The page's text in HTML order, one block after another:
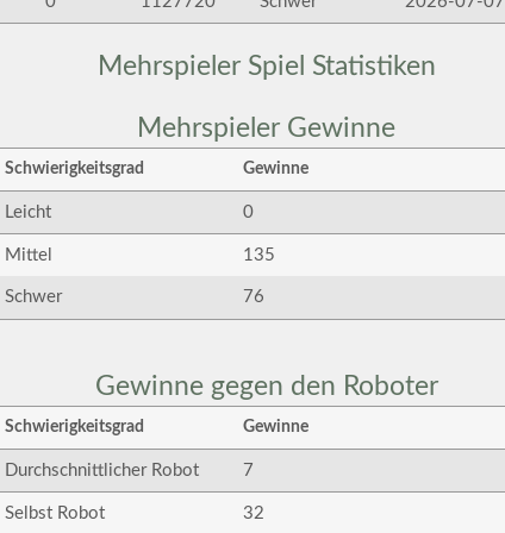
Mehrspieler Spiel Statistiken
Mehrspieler Gewinne
Schwierigkeitsgrad Gewinne
Leicht 0
Mittel 135
Schwer 76
Gewinne gegen den Roboter
Schwierigkeitsgrad Gewinne
Durchschnittlicher Robot 7
Selbst Robot 32